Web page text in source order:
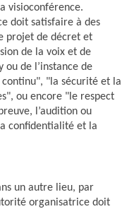
visioconférence.
doit satisfaire à des
projet de décret et
de la voix et de
ou de l’instance de
"la sécurité et la
ou encore "le respect
l’audition ou
confidentialité et la
un autre lieu, par
organisatrice doit